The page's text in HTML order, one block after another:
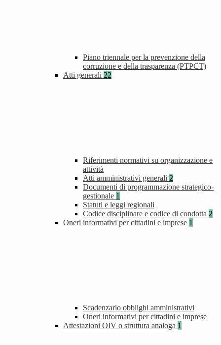
Piano triennale per la prevenzione della
corruzione e della trasparenza (PTPCT)
Atti generali 22
Riferimenti normativi su organizzazione e
attività
Atti amministrativi generali 2
Documenti di programmazione strategico-
gestionale 1
Statuti e leggi regionali
Codice disciplinare e codice di condotta 2
Oneri informativi per cittadini e imprese 1
Scadenzario obblighi amministrativi
Oneri informativi per cittadini e imprese
Attestazioni OIV o struttura analoga 1